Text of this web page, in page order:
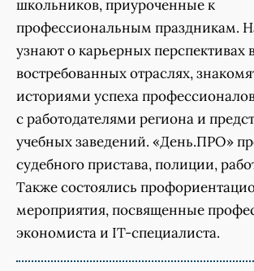
школьников, приуроченные к
профессиональным праздникам.
узнают о карьерных перспективах
востребованных отраслях,
историями успеха
с работодателями региона и
учебных заведений. «День.ПРО»
судебного пристава, полиции,
Также состоялись
мероприятия, посвященные
экономиста и IT-специалиста.